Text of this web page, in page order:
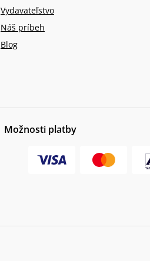
Vydavateľstvo
Náš príbeh
Blog
Možnosti platby